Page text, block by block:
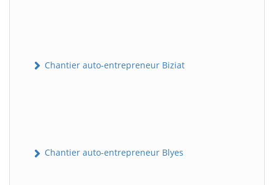
Chantier auto-entrepreneur Biziat
Chantier auto-entrepreneur Blyes